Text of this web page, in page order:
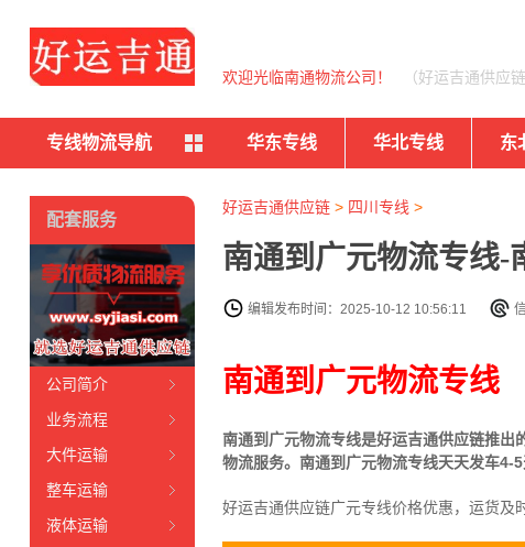
欢迎光临南通物流公司！ （好运吉通供应
专线物流导航 华东专线 华北专线 东
好运吉通供应链> 四川专线 >
南通到广元物流专线-
编辑发布时间：2025-10-12 10:56:11
南通到广元物流专线
南通到广元物流专线是好运吉通供应链推出
物流服务。南通到广元物流专线天天发车4-
好运吉通供应链广元专线价格优惠，运货及
配套服务
公司简介
业务流程
大件运输
整车运输
液体运输